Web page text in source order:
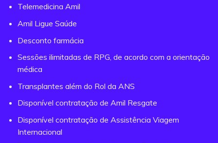
Telemedicina Amil
Amil Ligue Saúde
Desconto farmácia
Sessões ilimitadas de RPG, de acordo com a orientação
médica
Transplantes além do Rol da ANS
Disponível contratação de Amil Resgate
Disponível contratação de Assistência Viagem
Internacional